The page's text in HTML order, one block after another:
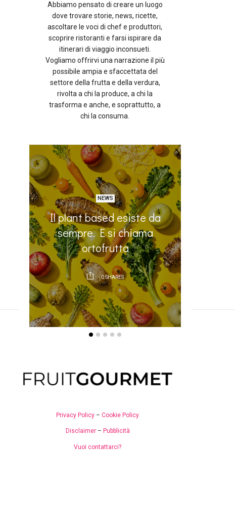
Abbiamo pensato di creare un luogo
dove trovare storie, news, ricette,
ascoltare le voci di chef e produttori,
scoprire ristoranti e farsi ispirare da
itinerari di viaggio inconsueti.
Vogliamo offrirvi una narrazione il più
possibile ampia e sfaccettata del
settore della frutta e della verdura,
rivolta a chi la produce, a chi la
trasforma e anche, e soprattutto, a
chi la consuma.
NEWS
Il plant based esiste da
sempre. E si chiama
ortofrutta
0SHARES
Privacy Policy –Cookie Policy
Disclaimer– Pubblicità
Vuoi contattarci?